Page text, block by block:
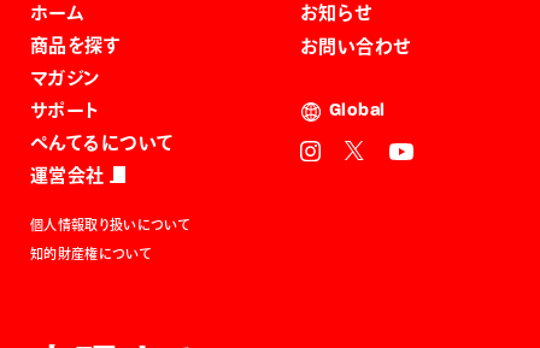
ホーム
商品を探す
マガジン
サポート
ぺんてるについて
運営会社
お知らせ
お問い合わせ
Global
個人情報取り扱いについて
知的財産権について